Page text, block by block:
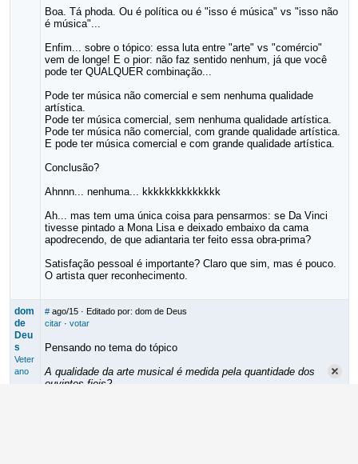
Boa. Tá phoda. Ou é política ou é "isso é música" vs "isso não
é música"...
Enfim... sobre o tópico: essa luta entre "arte" vs "comércio"
vem de longe! E o pior: não faz sentido nenhum, já que você
pode ter QUALQUER combinação...
Pode ter música não comercial e sem nenhuma qualidade
artística.
Pode ter música comercial, sem nenhuma qualidade artística.
Pode ter música não comercial, com grande qualidade artística.
E pode ter música comercial e com grande qualidade artística.
Conclusão?
Ahnnn... nenhuma... kkkkkkkkkkkkkk
Ah... mas tem uma única coisa para pensarmos: se Da Vinci
tivesse pintado a Mona Lisa e deixado embaixo da cama
apodrecendo, de que adiantaria ter feito essa obra-prima?
Satisfação pessoal é importante? Claro que sim, mas é pouco.
O artista quer reconhecimento.
dom
de
Deu
s
Veter
ano
# ago/15· Editado por: dom de Deus
citar· votar
Pensando no tema do tópico
A qualidade da arte musical é medida pela quantidade dos
ouvintes fieis?